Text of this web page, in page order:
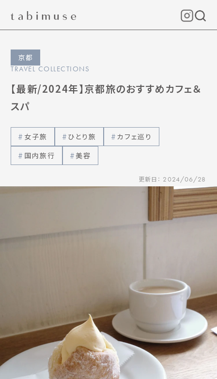
京都
TRAVEL COLLECTIONS
【最新/2024年】京都旅のおすすめカフェ＆
スパ
女子旅 ひとり旅
カフェ巡り
国内旅行
美容
更新日： 2024/06/28